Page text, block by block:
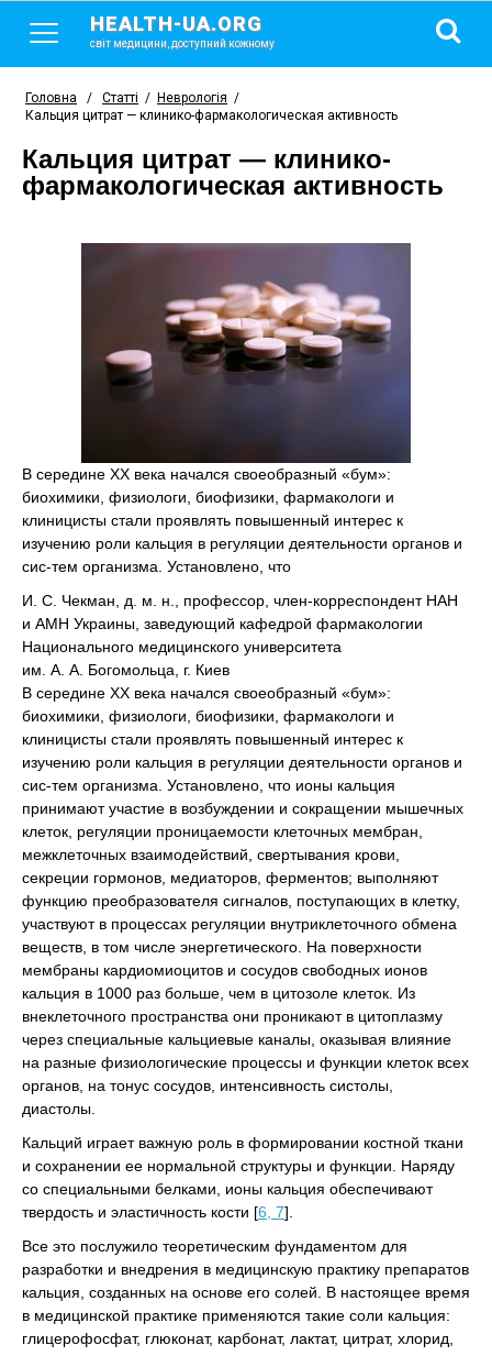
HEALTH-UA.ORG
світ медицини, доступний кожному
Головна / Статті / Неврологія /
Кальция цитрат — клинико-фармакологическая активность
Кальция цитрат — клинико-
фармакологическая активность
В середине ХХ века начался своеобразный «бум»:
биохимики, физиологи, биофизики, фармакологи и
клиницисты стали проявлять повышенный интерес к
изучению роли кальция в регуляции деятельности органов и
сис-тем организма. Установлено, что
И. С. Чекман, д. м. н., профессор, член-корреспондент НАН
и АМН Украины, заведующий кафедрой фармакологии
Национального медицинского университета
им. А. А. Богомольца, г. Киев
В середине ХХ века начался своеобразный «бум»:
биохимики, физиологи, биофизики, фармакологи и
клиницисты стали проявлять повышенный интерес к
изучению роли кальция в регуляции деятельности органов и
сис-тем организма. Установлено, что ионы кальция
принимают участие в возбуждении и сокращении мышечных
клеток, регуляции проницаемости клеточных мембран,
межклеточных взаимодействий, свертывания крови,
секреции гормонов, медиаторов, ферментов; выполняют
функцию преобразователя сигналов, поступающих в клетку,
участвуют в процессах регуляции внутриклеточного обмена
веществ, в том числе энергетического. На поверхности
мембраны кардиомиоцитов и сосудов свободных ионов
кальция в 1000 раз больше, чем в цитозоле клеток. Из
внеклеточного пространства они проникают в цитоплазму
через специальные кальциевые каналы, оказывая влияние
на разные физиологические процессы и функции клеток всех
органов, на тонус сосудов, интенсивность систолы,
диастолы.
Кальций играет важную роль в формировании костной ткани
и сохранении ее нормальной структуры и функции. Наряду
со специальными белками, ионы кальция обеспечивают
твердость и эластичность кости [6, 7].
Все это послужило теоретическим фундаментом для
разработки и внедрения в медицинскую практику препаратов
кальция, созданных на основе его солей. В настоящее время
в медицинской практике применяются такие соли кальция:
глицерофосфат, глюконат, карбонат, лактат, цитрат, хлорид,